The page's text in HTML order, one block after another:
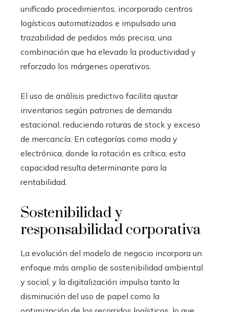
unificado procedimientos, incorporado centros
logísticos automatizados e impulsado una
trazabilidad de pedidos más precisa, una
combinación que ha elevado la productividad y
reforzado los márgenes operativos.
El uso de análisis predictivo facilita ajustar
inventarios según patrones de demanda
estacional, reduciendo roturas de stock y exceso
de mercancía. En categorías como moda y
electrónica, donde la rotación es crítica, esta
capacidad resulta determinante para la
rentabilidad.
Sostenibilidad y
responsabilidad corporativa
La evolución del modelo de negocio incorpora un
enfoque más amplio de sostenibilidad ambiental
y social, y la digitalización impulsa tanto la
disminución del uso de papel como la